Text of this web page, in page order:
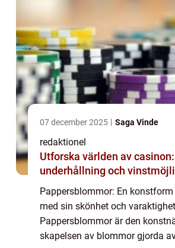
07 december 2025 Saga Vinde
redaktionel
Utforska världen av casinon:
underhållning och
Pappersblommor: En
med sin skönhet och varaktighet
Pappersblommor är den
skapelsen av blommor gjorda